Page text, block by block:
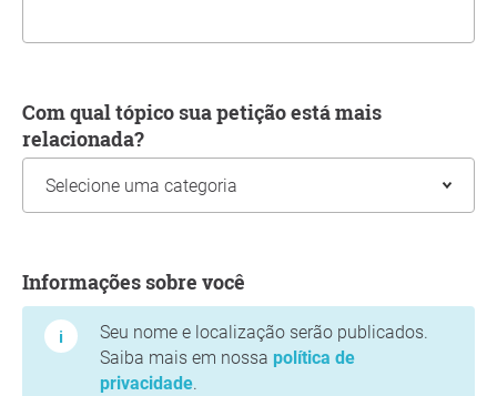
Com qual tópico sua petição está mais
relacionada?
Informações sobre você
Seu nome e localização serão publicados.
Saiba mais em nossa política de
privacidade.